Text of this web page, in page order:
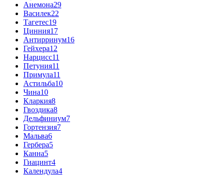
Анемона29
Василек22
Тагетес19
Цинния17
Антирринум16
Гейхера12
Нарцисс11
Петуния11
Примула11
Астильба10
Чина10
Кларкия8
Гвоздика8
Дельфиниум7
Гортензия7
Мальва6
Гербера5
Канна5
Гиацинт4
Календула4